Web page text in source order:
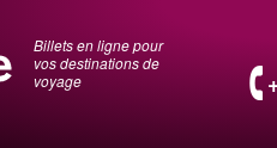
Billets en ligne pour
vos destinations de
voyage